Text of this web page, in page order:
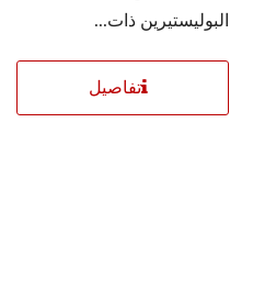
البوليستيرين ذات...
تفاصيل